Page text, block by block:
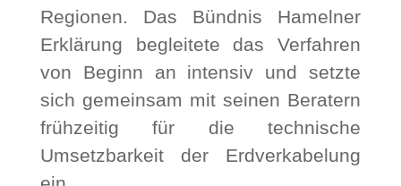
Regionen. Das Bündnis Hamelner
Erklärung begleitete das Verfahren
von Beginn an intensiv und setzte
sich gemeinsam mit seinen Beratern
frühzeitig für die technische
Umsetzbarkeit der Erdverkabelung